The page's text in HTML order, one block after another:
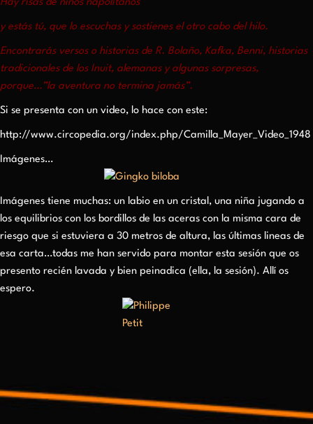
Hay risas de niños napolitanos
y estás tú, que lo escuchas y sostienes el otro cabo del hilo.
Encontrarás versos o historias de R. Bolaño, Kafka, Benni, historias
tradicionales de los Inuit, alemanas y algunas sorpresas,
porque…”la aventura no termina jamás”.
Si se presenta con un video, lo hace con este:
http://www.circopedia.org/index.php/Camilla_Mayer_Video_1948
Imágenes…
Imágenes tiene muchas: un labio en un cristal, una niña jugando a
los equilibrios con los bordillos de las aceras con la misma cara de
riesgo que si estuviera a 30 metros de altura, las últimas lineas de
esa carta…todas me han servido para montar esta sesión que os
presento recién lavada y bien peinadica (ella, la sesión). Allí os
espero.